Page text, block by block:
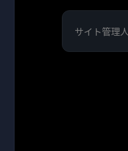
サイト管理人